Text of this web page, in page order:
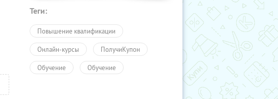
Теги:
Повышение квалификации
Онлайн-курсы ПолучиКупон
Обучение Обучение